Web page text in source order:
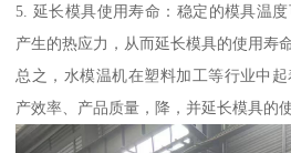
5. 延长模具使用寿命：稳定的模具温
产生的热应力，从而延长模具的使用寿命
总之，水模温机在塑料加工等行业中
产效率、产品质量，降，并延长模具的